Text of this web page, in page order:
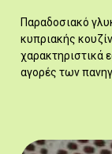
Παραδοσιακό
κυπριακής
χαρακτηριστικά
αγορές των